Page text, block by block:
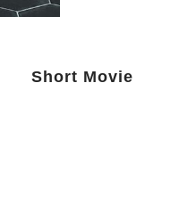
Short Movie